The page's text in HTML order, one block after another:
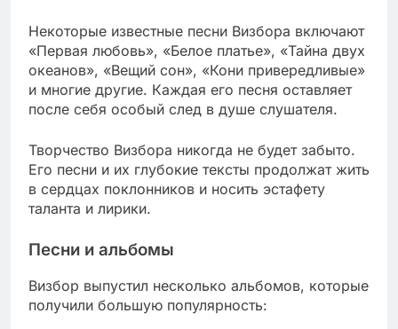
Некоторые известные песни Визбора включают
«Первая любовь», «Белое платье», «Тайна двух
океанов», «Вещий сон», «Кони привередливые»
и многие другие. Каждая его песня оставляет
после себя особый след в душе слушателя.
Творчество Визбора никогда не будет забыто.
Его песни и их глубокие тексты продолжат жить
в сердцах поклонников и носить эстафету
таланта и лирики.
Песни и альбомы
Визбор выпустил несколько альбомов, которые
получили большую популярность: